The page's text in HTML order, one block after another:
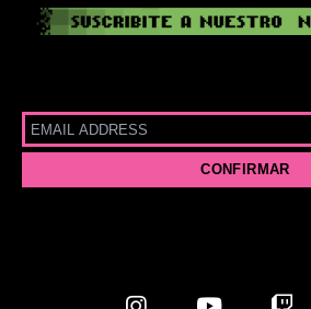
I
Y
T